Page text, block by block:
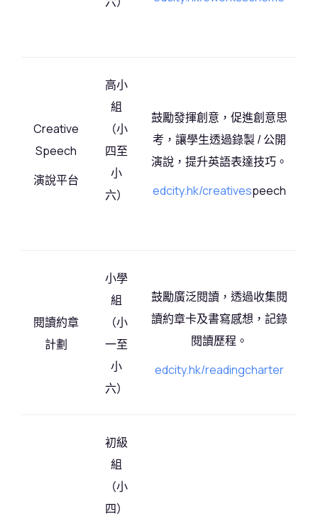
Creative
Speech
演說平台
高小
組
（小
四至
小
六）
鼓勵發揮創意，促進創意思
考，讓學生透過錄製 / 公開
演說，提升英語表達技巧。
edcity.hk/creativespeech
閱讀約章
計劃
小學
組
（小
一至
小
六）
鼓勵廣泛閱讀，透過收集閱
讀約章卡及書寫感想，記錄
閱讀歷程。
edcity.hk/readingcharter
初級
組
（小
四）